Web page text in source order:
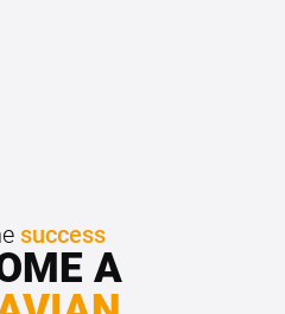
success
A